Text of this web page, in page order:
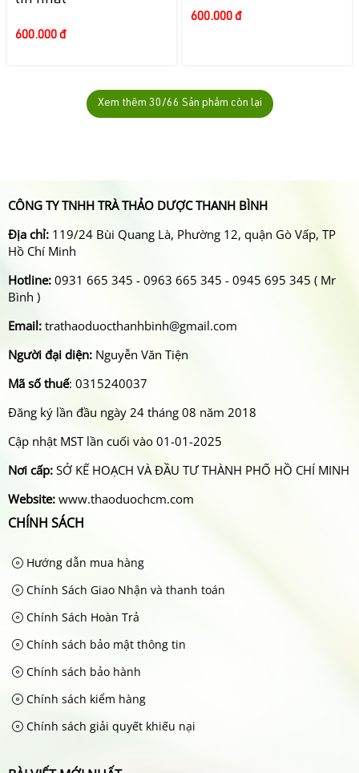
600.000 đ
600.000 đ
Xem thêm 30/66 Sản phẩm còn lại
CÔNG TY TNHH TRÀ THẢO DƯỢC THANH BÌNH
Địa chỉ: 119/24 Bùi Quang Là, Phường 12, quận Gò Vấp, TP
Hồ Chí Minh
Hotline: 0931 665 345 - 0963 665 345 - 0945 695 345 ( Mr
Bình )
Email: trathaoduocthanhbinh@gmail.com
Người đại diện: Nguyễn Văn Tiện
Mã số thuế: 0315240037
Đăng ký lần đầu ngày 24 tháng 08 năm 2018
Cập nhật MST lần cuối vào 01-01-2025
Nơi cấp: SỞ KẾ HOẠCH VÀ ĐẦU TƯ THÀNH PHỐ HỒ CHÍ MINH
Website: www.thaoduochcm.com
CHÍNH SÁCH
Hướng dẫn mua hàng
Chính Sách Giao Nhận và thanh toán
Chính Sách Hoàn Trả
Chính sách bảo mật thông tin
Chính sách bảo hành
Chính sách kiểm hàng
Chính sách giải quyết khiếu nại